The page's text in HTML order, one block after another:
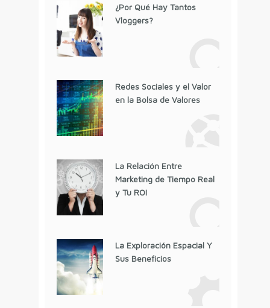
¿Por Qué Hay Tantos
Vloggers?
Redes Sociales y el Valor
en la Bolsa de Valores
La Relación Entre
Marketing de Tiempo Real
y Tu ROI
La Exploración Espacial Y
Sus Beneficios